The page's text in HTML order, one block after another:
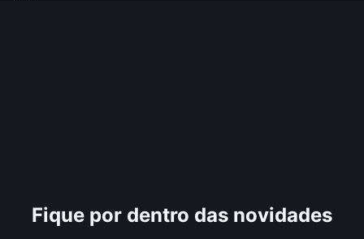
Fique por dentro das novidades